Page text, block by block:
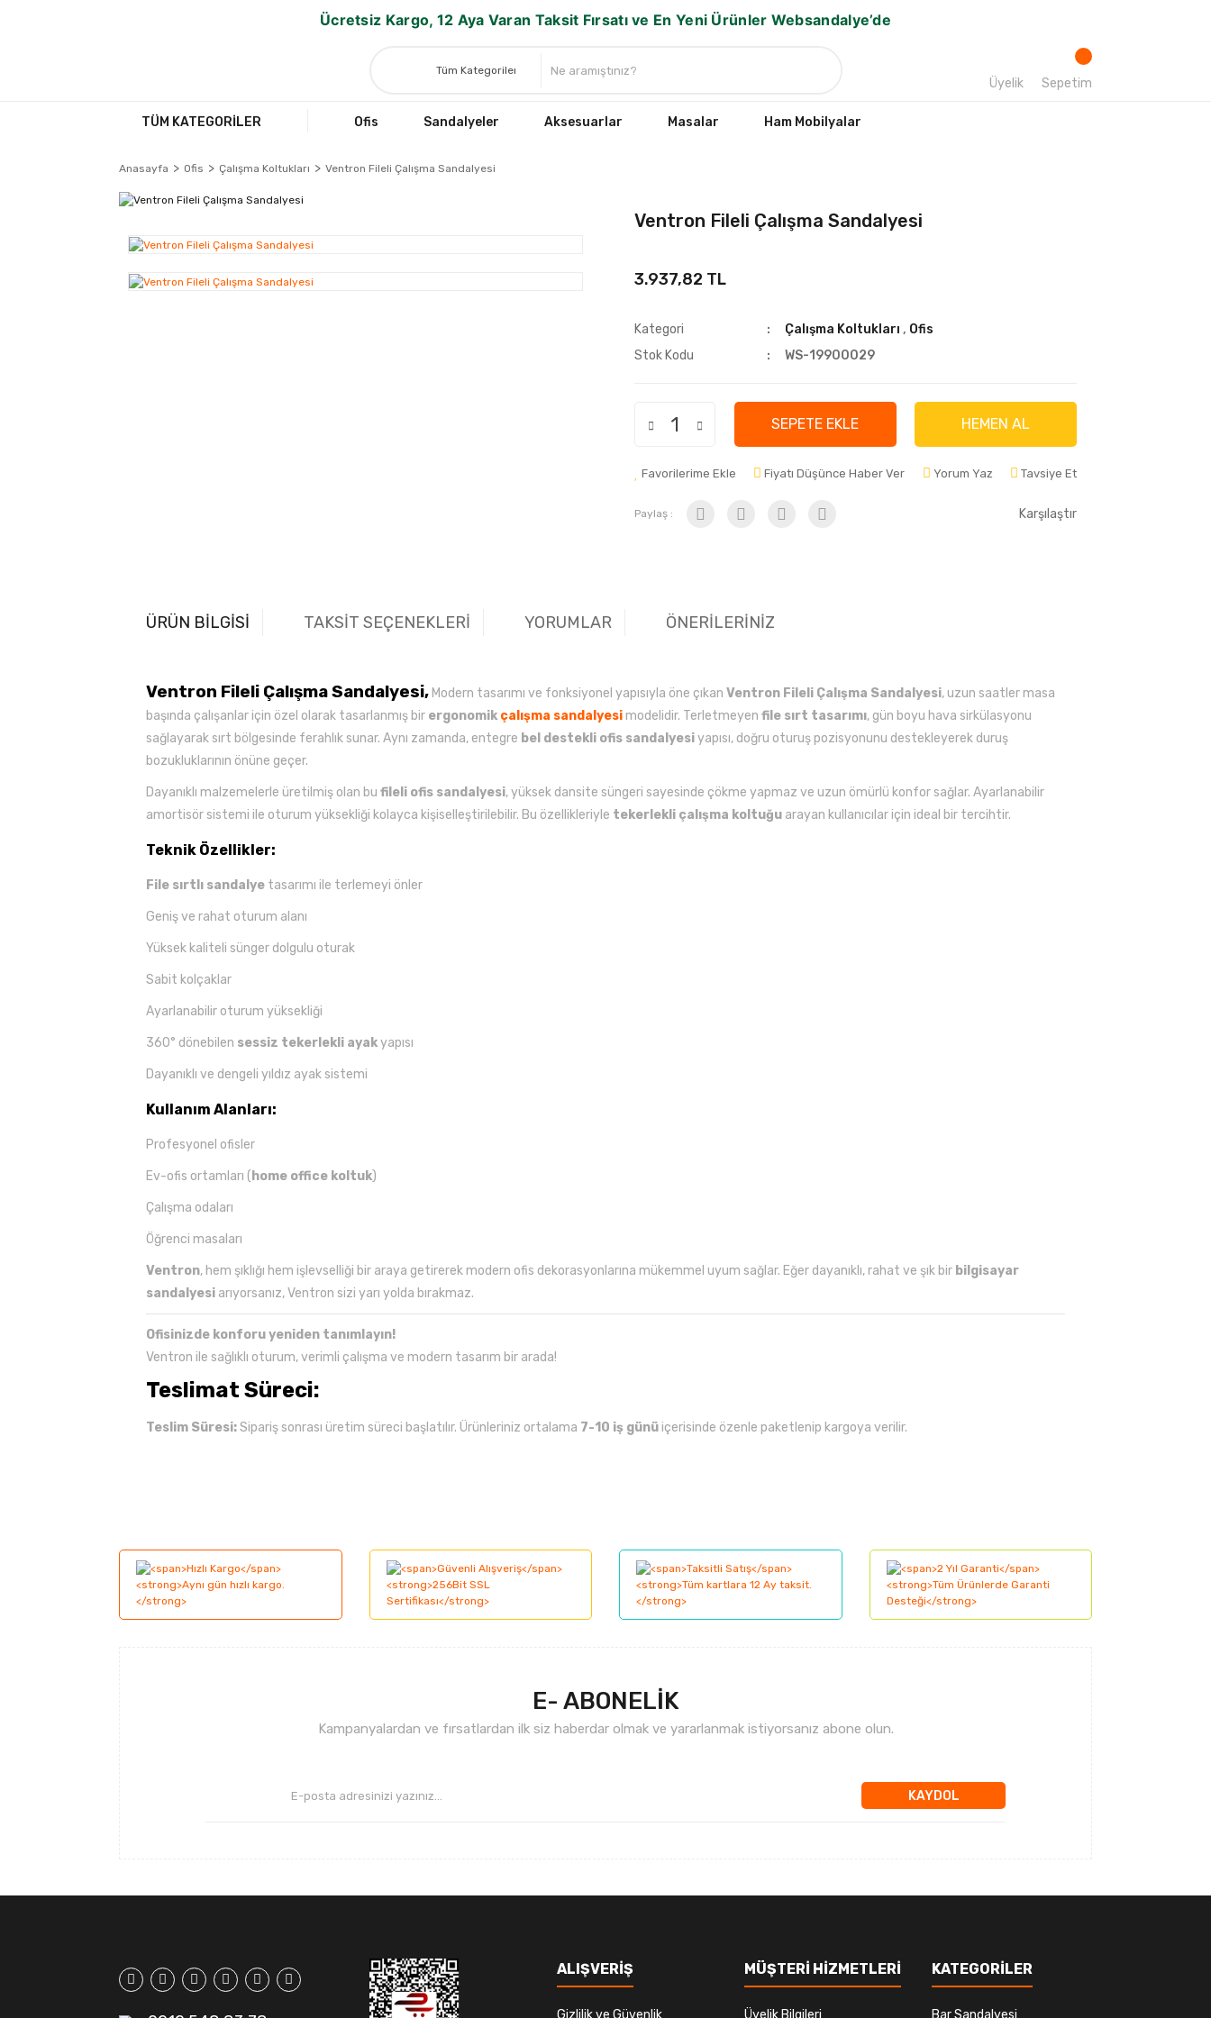
Ücretsiz Kargo, 12 Aya Varan Taksit Fırsatı ve En Yeni Ürünler Websandalye’de
Üyelik Sepetim
TÜM KATEGORİLER Ofis Sandalyeler Aksesuarlar Masalar Ham Mobilyalar
Anasayfa Ofis Çalışma Koltukları Ventron Fileli Çalışma Sandalyesi
Ventron Fileli Çalışma Sandalyesi
3.937,82 TL
Kategori Çalışma Koltukları , Ofis
Stok Kodu
WS-19900029
SEPETE EKLE HEMEN AL
Favorilerime Ekle Fiyatı Düşünce Haber Ver Yorum Yaz Tavsiye Et
Paylaş : Karşılaştır
ÜRÜN BİLGİSİ TAKSİT SEÇENEKLERİ YORUMLAR ÖNERİLERİNİZ
Ventron Fileli Çalışma Sandalyesi, Modern tasarımı ve fonksiyonel yapısıyla öne çıkan Ventron Fileli Çalışma Sandalyesi, uzun saatler masa
başında çalışanlar için özel olarak tasarlanmış bir ergonomik çalışma sandalyesi modelidir. Terletmeyen file sırt tasarımı, gün boyu hava sirkülasyonu
sağlayarak sırt bölgesinde ferahlık sunar. Aynı zamanda, entegre bel destekli ofis sandalyesiyapısı, doğru oturuş pozisyonunu destekleyerek duruş
bozukluklarının önüne geçer.
Dayanıklı malzemelerle üretilmiş olan bu fileli ofis sandalyesi, yüksek dansite süngeri sayesinde çökme yapmaz ve uzun ömürlü konfor sağlar. Ayarlanabilir
amortisör sistemi ile oturum yüksekliği kolayca kişiselleştirilebilir. Bu özellikleriyle tekerlekli çalışma koltuğu arayan kullanıcılar için ideal bir tercihtir.
Teknik Özellikler:
File sırtlı sandalye tasarımı ile terlemeyi önler
Geniş ve rahat oturum alanı
Yüksek kaliteli sünger dolgulu oturak
Sabit kolçaklar
Ayarlanabilir oturum yüksekliği
360° dönebilen sessiz tekerlekli ayakyapısı
Dayanıklı ve dengeli yıldız ayak sistemi
Kullanım Alanları:
Profesyonel ofisler
Ev-ofis ortamları ( home office koltuk)
Çalışma odaları
Öğrenci masaları
Ventron, hem şıklığı hem işlevselliği bir araya getirerek modern ofis dekorasyonlarına mükemmel uyum sağlar. Eğer dayanıklı, rahat ve şık bir bilgisayar
sandalyesi arıyorsanız, Ventron sizi yarı yolda bırakmaz.
Ofisinizde konforu yeniden tanımlayın!
Ventron ile sağlıklı oturum, verimli çalışma ve modern tasarım bir arada!
Teslimat Süreci:
Teslim Süresi:Siparişsonrası üretim süreci başlatılır. Ürünleriniz ortalama 7-10 iş günü içerisinde özenle paketlenip kargoya verilir.
Ürün resmi kalitesiz, bozuk veya görüntülenemiyor.
Ürün açıklamasında eksik bilgiler bulunuyor.
E- ABONELİK
Kampanyalardan ve fırsatlardan ilk siz haberdar olmak ve yararlanmak istiyorsanız abone olun.
KAYDOL
ALIŞVERİŞ
Gizlilik ve Güvenlik
MÜŞTERİ HİZMETLERİ
Üyelik Bilgileri
KATEGORİLER
Bar Sandalyesi